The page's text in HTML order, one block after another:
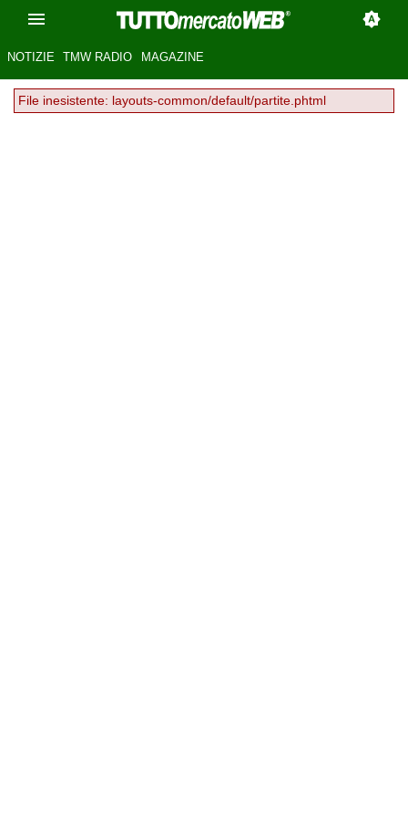
NOTIZIE TMW RADIO MAGAZINE
File inesistente: layouts-common/default/partite.phtml